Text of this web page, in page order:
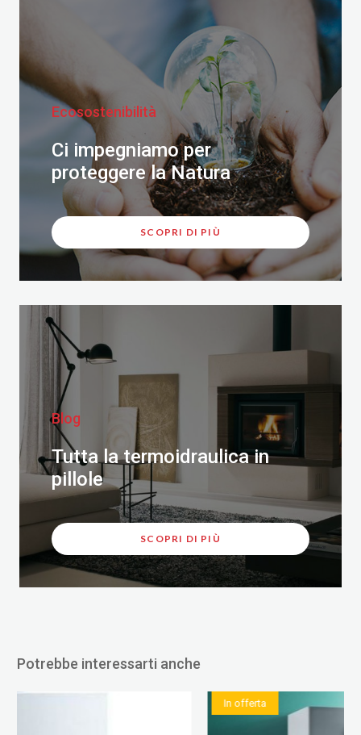
Ecosostenibilità
Ci impegniamo per
proteggere la Natura
SCOPRI DI PIÙ
Blog
Tutta la termoidraulica in
pillole
SCOPRI DI PIÙ
Potrebbe interessarti anche